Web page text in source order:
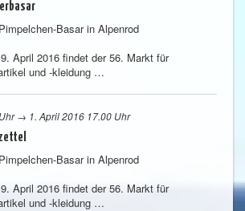
Basar in Alpenrod
April 2016 findet der 56. Markt für
und -kleidung …
→ 1. April 2016 17.00 Uhr
Basar in Alpenrod
April 2016 findet der 56. Markt für
und -kleidung …